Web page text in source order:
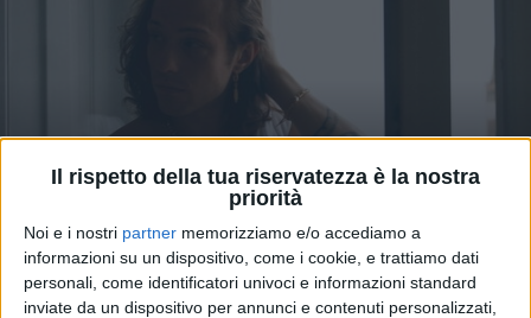
Il rispetto della tua riservatezza è la nostra
priorità
Noi e i nostri partner memorizziamo e/o accediamo a
informazioni su un dispositivo, come i cookie, e trattiamo dati
personali, come identificatori univoci e informazioni standard
inviate da un dispositivo per annunci e contenuti personalizzati,
NUOVO SINGOLO 18 giu 2021
La Melodia proibita di Irama accende